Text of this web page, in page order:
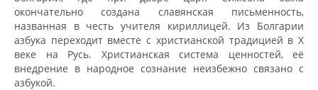
окончательно создана славянская письменность,
названная в честь учителя кириллицей. Из Болгарии
азбука переходит вместе с христианской традицией в X
веке на Русь. Христианская система ценностей, её
внедрение в народное сознание неизбежно связано с
азбукой.